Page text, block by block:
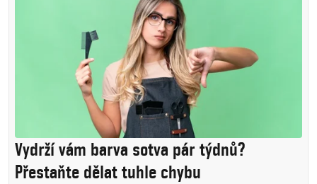
Vydrží vám barva sotva pár týdnů?
Přestaňte dělat tuhle chybu